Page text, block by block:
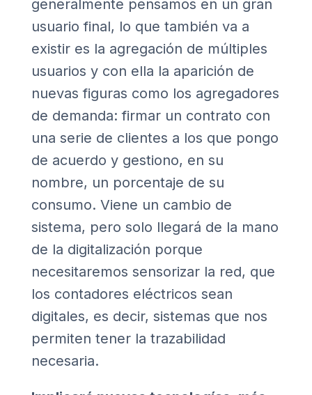
generalmente pensamos en un gran
usuario final, lo que también va a
existir es la agregación de múltiples
usuarios y con ella la aparición de
nuevas figuras como los agregadores
de demanda: firmar un contrato con
una serie de clientes a los que pongo
de acuerdo y gestiono, en su
nombre, un porcentaje de su
consumo. Viene un cambio de
sistema, pero solo llegará de la mano
de la digitalización porque
necesitaremos sensorizar la red, que
los contadores eléctricos sean
digitales, es decir, sistemas que nos
permiten tener la trazabilidad
necesaria.